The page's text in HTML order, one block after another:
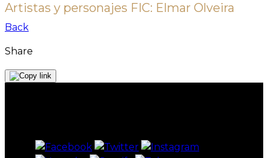
Artistas y personajes FIC: Elmar Olveira
Back
Share